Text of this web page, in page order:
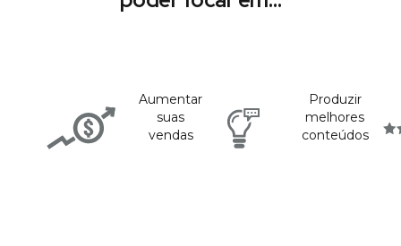
Aumentar
suas
vendas
Produzir
melhores
conteúdos